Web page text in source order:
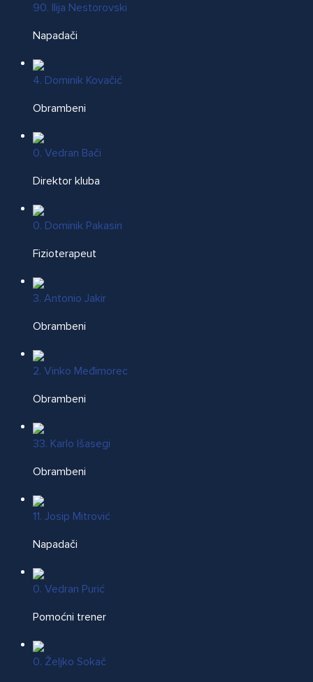
90. Ilija Nestorovski
Napadači
4. Dominik Kovačić
Obrambeni
0. Vedran Bači
Direktor kluba
0. Dominik Pakasin
Fizioterapeut
3. Antonio Jakir
Obrambeni
2. Vinko Međimorec
Obrambeni
33. Karlo Išasegi
Obrambeni
11. Josip Mitrović
Napadači
0. Vedran Purić
Pomoćni trener
0. Željko Sokač